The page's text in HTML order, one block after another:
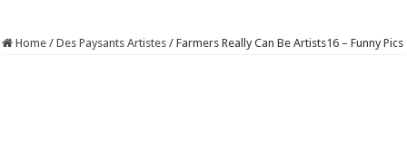
Home / Des Paysants Artistes / Farmers Really Can Be Artists16 – Funny Pics